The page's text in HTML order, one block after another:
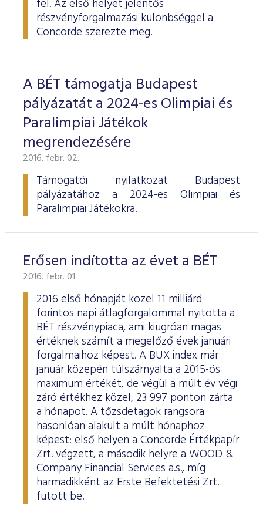
ESG Útmutató
fel. Az első helyet jelentős
részvényforgalmazási különbséggel a
Concorde szerezte meg.
A BÉT támogatja Budapest
pályázatát a 2024-es Olimpiai és
Paralimpiai Játékok
megrendezésére
2016. febr. 02.
Támogatói nyilatkozat Budapest
pályázatához a 2024-es Olimpiai és
Paralimpiai Játékokra.
Erősen indította az évet a BÉT
2016. febr. 01.
2016 első hónapját közel 11 milliárd
forintos napi átlagforgalommal nyitotta a
BÉT részvénypiaca, ami kiugróan magas
értéknek számít a megelőző évek januári
forgalmaihoz képest. A BUX index már
január közepén túlszárnyalta a 2015-ös
maximum értékét, de végül a múlt év végi
záró értékhez közel, 23 997 ponton zárta
a hónapot. A tőzsdetagok rangsora
hasonlóan alakult a múlt hónaphoz
képest: első helyen a Concorde Értékpapír
Zrt. végzett, a második helyre a WOOD &
Company Financial Services a.s., míg
harmadikként az Erste Befektetési Zrt.
futott be.